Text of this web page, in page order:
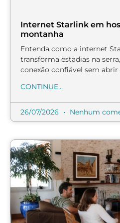
Internet Starlink em
montanha
Entenda como a internet
transforma estadias na
conexão confiável sem abrir
CONTINUE...
26/07/2026 Nenhum